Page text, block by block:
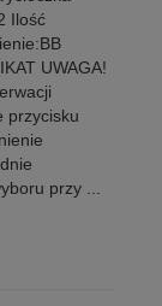
Ilość
UWAGA!
przycisku
przy ...